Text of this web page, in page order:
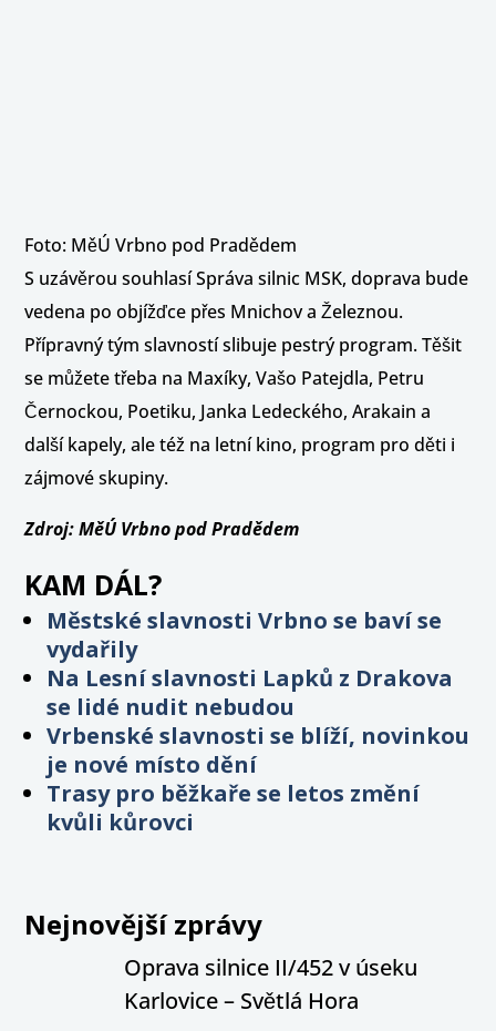
Foto: MěÚ Vrbno pod Pradědem
S uzávěrou souhlasí Správa silnic MSK, doprava bude
vedena po objížďce přes Mnichov a Železnou.
Přípravný tým slavností slibuje pestrý program. Těšit
se můžete třeba na Maxíky, Vašo Patejdla, Petru
Černockou, Poetiku, Janka Ledeckého, Arakain a
další kapely, ale též na letní kino, program pro děti i
zájmové skupiny.
Zdroj: MěÚ Vrbno pod Pradědem
KAM DÁL?
Městské slavnosti Vrbno se baví se
vydařily
Na Lesní slavnosti Lapků z Drakova
se lidé nudit nebudou
Vrbenské slavnosti se blíží, novinkou
je nové místo dění
Trasy pro běžkaře se letos změní
kvůli kůrovci
Nejnovější zprávy
Oprava silnice II/452 v úseku
Karlovice – Světlá Hora